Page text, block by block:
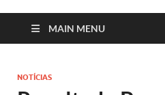
MAIN MENU
NOTÍCIAS